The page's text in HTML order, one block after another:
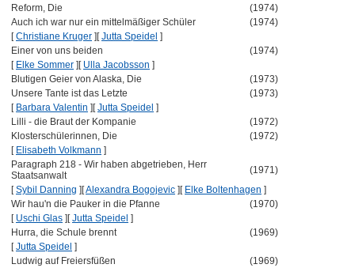
Reform, Die
(1974)
Auch ich war nur ein mittelmäßiger Schüler
(1974)
[Christiane Kruger ] [Jutta Speidel ]
Einer von uns beiden
(1974)
[ Elke Sommer ] [ Ulla Jacobsson ]
Blutigen Geier von Alaska, Die
(1973)
Unsere Tante ist das Letzte
(1973)
[ Barbara Valentin ] [Jutta Speidel ]
Lilli - die Braut der Kompanie
(1972)
Klosterschülerinnen, Die
(1972)
[ Elisabeth Volkmann ]
Paragraph 218 - Wir haben abgetrieben, Herr
Staatsanwalt
(1971)
[Sybil Danning ] [Alexandra Bogojevic ] [ Elke Boltenhagen ]
Wir hau'n die Pauker in die Pfanne
(1970)
[ Uschi Glas ] [Jutta Speidel ]
Hurra, die Schule brennt
(1969)
[Jutta Speidel ]
Ludwig auf Freiersfüßen
(1969)